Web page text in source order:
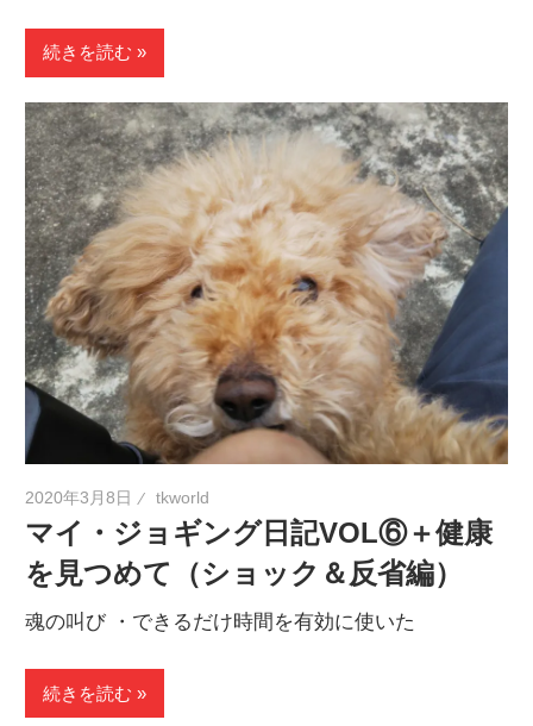
続きを読む
2020年3月8日 tkworld
マイ・ジョギング日記VOL⑥＋健康
を見つめて（ショック＆反省編）
魂の叫び ・できるだけ時間を有効に使いた
続きを読む